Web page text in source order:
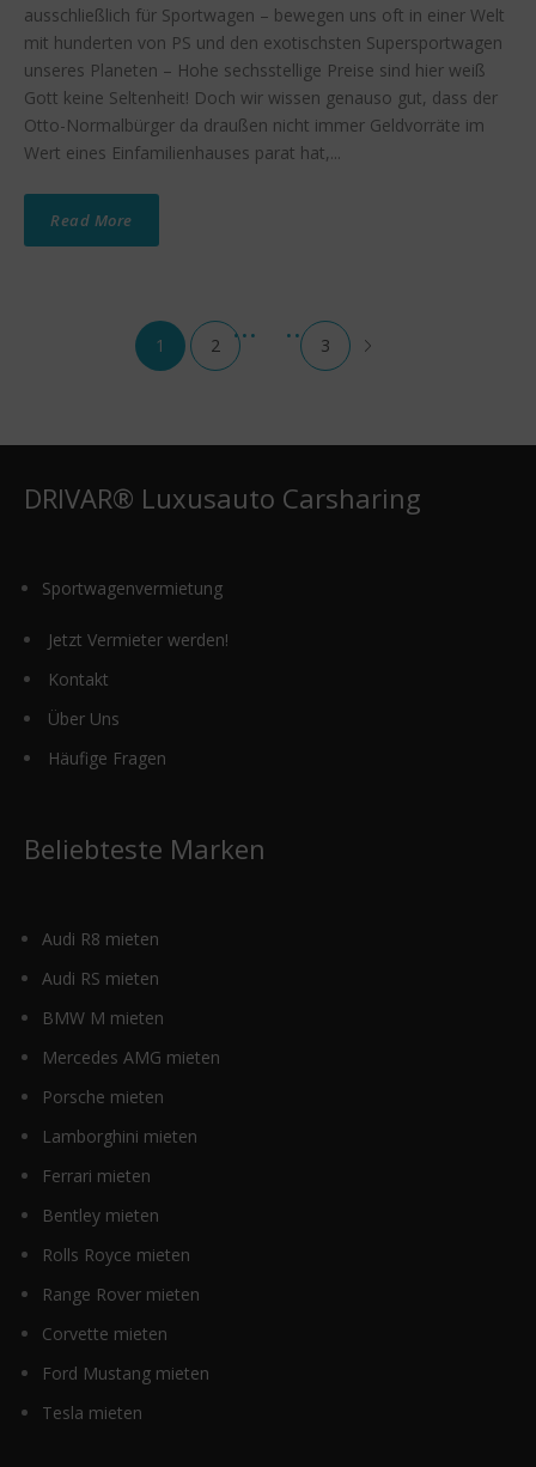
ausschließlich für Sportwagen – bewegen uns oft in einer Welt
mit hunderten von PS und den exotischsten Supersportwagen
unseres Planeten – Hohe sechsstellige Preise sind hier weiß
Gott keine Seltenheit! Doch wir wissen genauso gut, dass der
Otto-Normalbürger da draußen nicht immer Geldvorräte im
Wert eines Einfamilienhauses parat hat,...
Read More
1 2 3
DRIVAR® Luxusauto Carsharing
Sportwagenvermietung
Jetzt Vermieter werden!
Kontakt
Über Uns
Häufige Fragen
Beliebteste Marken
Audi R8 mieten
Audi RS mieten
BMW M mieten
Mercedes AMG mieten
Porsche mieten
Lamborghini mieten
Ferrari mieten
Bentley mieten
Rolls Royce mieten
Range Rover mieten
Corvette mieten
Ford Mustang mieten
Tesla mieten